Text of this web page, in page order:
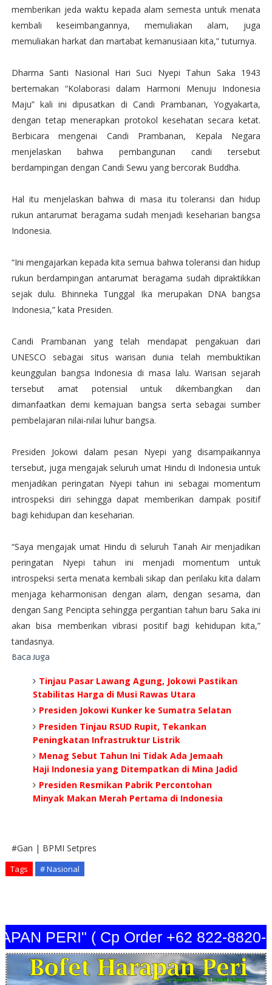
memberikan jeda waktu kepada alam semesta untuk menata
kembali keseimbangannya, memuliakan alam, juga
memuliakan harkat dan martabat kemanusiaan kita,” tuturnya.
Dharma Santi Nasional Hari Suci Nyepi Tahun Saka 1943
bertemakan “Kolaborasi dalam Harmoni Menuju Indonesia
Maju” kali ini dipusatkan di Candi Prambanan, Yogyakarta,
dengan tetap menerapkan protokol kesehatan secara ketat.
Berbicara mengenai Candi Prambanan, Kepala Negara
menjelaskan bahwa pembangunan candi tersebut
berdampingan dengan Candi Sewu yang bercorak Buddha.
Hal itu menjelaskan bahwa di masa itu toleransi dan hidup
rukun antarumat beragama sudah menjadi keseharian bangsa
Indonesia.
“Ini mengajarkan kepada kita semua bahwa toleransi dan hidup
rukun berdampingan antarumat beragama sudah dipraktikkan
sejak dulu. Bhinneka Tunggal Ika merupakan DNA bangsa
Indonesia,” kata Presiden.
Candi Prambanan yang telah mendapat pengakuan dari
UNESCO sebagai situs warisan dunia telah membuktikan
keunggulan bangsa Indonesia di masa lalu. Warisan sejarah
tersebut amat potensial untuk dikembangkan dan
dimanfaatkan demi kemajuan bangsa serta sebagai sumber
pembelajaran nilai-nilai luhur bangsa.
Presiden Jokowi dalam pesan Nyepi yang disampaikannya
tersebut, juga mengajak seluruh umat Hindu di Indonesia untuk
menjadikan peringatan Nyepi tahun ini sebagai momentum
introspeksi diri sehingga dapat memberikan dampak positif
bagi kehidupan dan keseharian.
“Saya mengajak umat Hindu di seluruh Tanah Air menjadikan
peringatan Nyepi tahun ini menjadi momentum untuk
introspeksi serta menata kembali sikap dan perilaku kita dalam
menjaga keharmonisan dengan alam, dengan sesama, dan
dengan Sang Pencipta sehingga pergantian tahun baru Saka ini
akan bisa memberikan vibrasi positif bagi kehidupan kita,”
tandasnya.
Baca Juga
Tinjau Pasar Lawang Agung, Jokowi Pastikan
Stabilitas Harga di Musi Rawas Utara
Presiden Jokowi Kunker ke Sumatra Selatan
Presiden Tinjau RSUD Rupit, Tekankan
Peningkatan Infrastruktur Listrik
Menag Sebut Tahun Ini Tidak Ada Jemaah
Haji Indonesia yang Ditempatkan di Mina Jadid
Presiden Resmikan Pabrik Percontohan
Minyak Makan Merah Pertama di Indonesia
#Gan | BPMI Setpres
Tags # Nasional
PERI" ( Cp Order +62 822-8820-